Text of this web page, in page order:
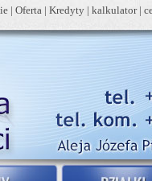
| Oferta | Kredyty | kalkulator|